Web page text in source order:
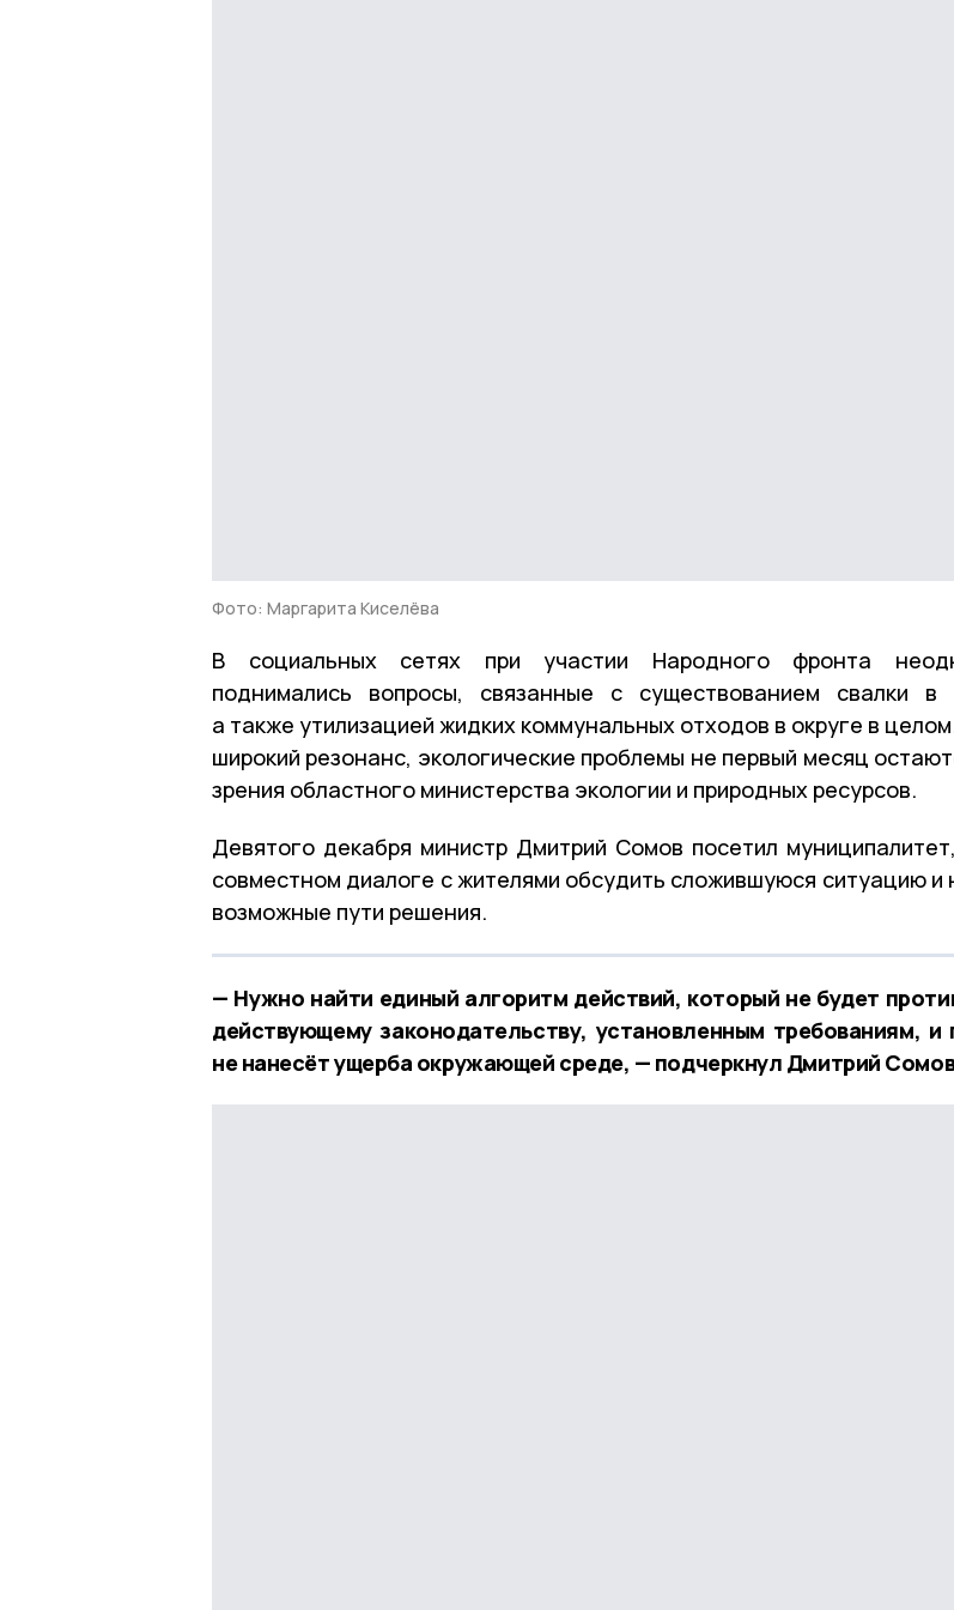
Фото: Маргарита Киселёва
В социальных сетях при участии Народного фронта
поднимались вопросы, связанные с существованием свалки в
а также утилизацией жидких коммунальных отходов в округе в
широкий резонанс, экологические проблемы не первый месяц
зрения областного министерства экологии и природных ресурсов.
Девятого декабря министр Дмитрий Сомов посетил
совместном диалоге с жителями обсудить сложившуюся ситуацию и
возможные пути решения.
— Нужно найти единый алгоритм действий, который не будет
действующему законодательству, установленным требованиям, и
не нанесёт ущерба окружающей среде, — подчеркнул Дмитрий